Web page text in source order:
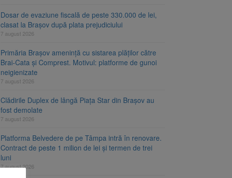
Dosar de evaziune fiscală de peste 330.000 de lei,
clasat la Brașov după plata prejudiciului
7 august 2026
Primăria Brașov amenință cu sistarea plăților către
Brai-Cata și Comprest. Motivul: platforme de gunoi
neigienizate
7 august 2026
Clădirile Duplex de lângă Piața Star din Brașov au
fost demolate
7 august 2026
Platforma Belvedere de pe Tâmpa intră în renovare.
Contract de peste 1 milion de lei și termen de trei
luni
7 august 2026